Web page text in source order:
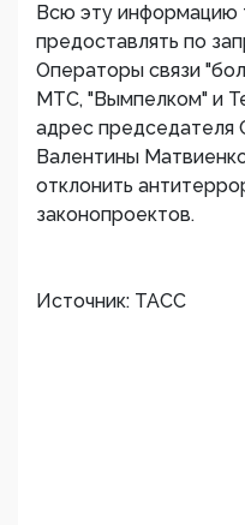
Всю эту информацию
предоставлять по
Операторы связи
МТС, "Вымпелком" и
адрес
Валентины
отклонить
законопроектов.
Источник: ТАСС